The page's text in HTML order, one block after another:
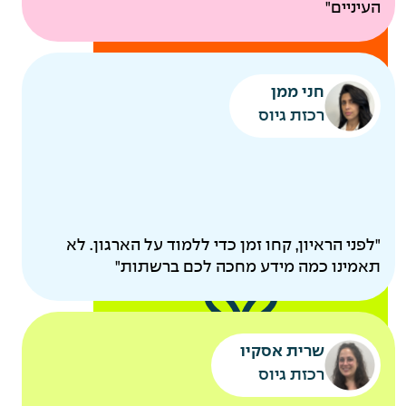
בדיקות רפואיות תקופתיות
הורים
קייטנות מסובסדות
אקסטרא חופש להורים
לאחר ותק של שנה
העיניים"
חני ממן
רכזת גיוס
"לפני הראיון, קחו זמן כדי ללמוד על הארגון. לא
תאמינו כמה מידע מחכה לכם ברשתות"
שרית אסקיו
רכזת גיוס